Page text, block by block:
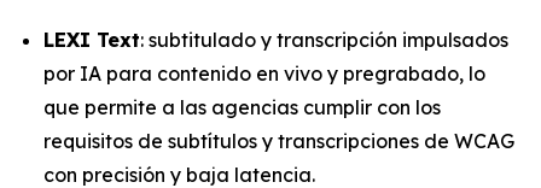
LEXI Text: subtitulado y transcripción impulsados
por IA para contenido en vivo y pregrabado, lo
que permite a las agencias cumplir con los
requisitos de subtítulos y transcripciones de WCAG
con precisión y baja latencia.